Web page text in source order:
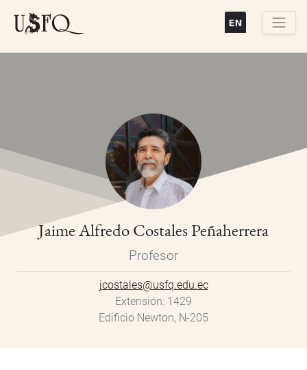
Jaime Alfredo Costales Peñaherrera
Profesor
jcostales@usfq.edu.ec
Extensión 1429
Edificio Newton, N-205